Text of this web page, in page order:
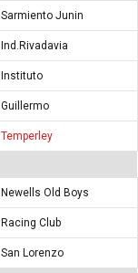
Sarmiento Junin
Ind.Rivadavia
Instituto
Guillermo
Temperley
Newells Old Boys
Racing Club
San Lorenzo